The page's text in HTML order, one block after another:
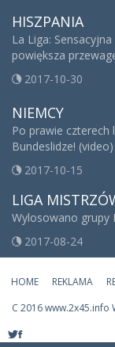
HISZPANIA
La Liga:
powiększa
2017-10-30
NIEMCY
Po prawie czterech
Bundeslidze! (video)
2017-10-15
LIGA
Wylosowano grupy
2017-08-24
HOME REKLAMA
C 2016 www.2x45.info